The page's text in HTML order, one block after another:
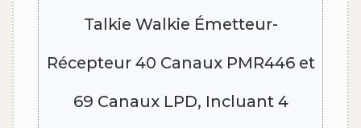
Talkie Walkie Émetteur-
Récepteur 40 Canaux PMR446 et
69 Canaux LPD, Incluant 4